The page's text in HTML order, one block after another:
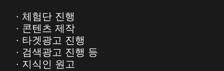
· 체험단 진행
· 콘텐츠 제작
· 타겟광고 진행
· 검색광고 진행 등
· 지식인 원고